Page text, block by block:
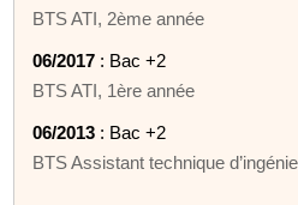
BTS ATI, 2ème année
06/2017 : Bac +2
BTS ATI, 1ère année
06/2013 : Bac +2
BTS Assistant technique